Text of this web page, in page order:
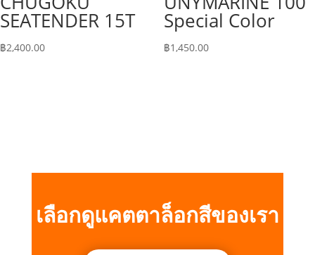
SEATENDER 15T
฿2,400.00
Special Color
฿1,450.00
เลือกดูแคตตาล็อกสีของเรา